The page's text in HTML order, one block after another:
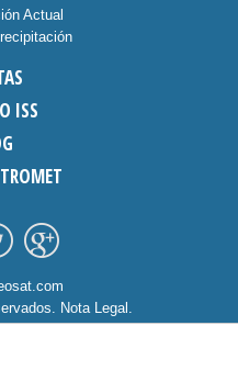
Actual
ISS
Nota Legal .